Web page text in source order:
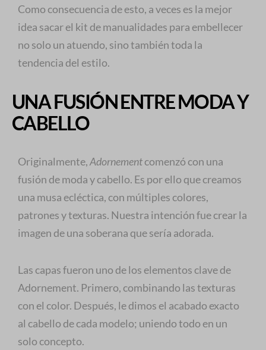
Como consecuencia de esto, a veces es la mejor
idea sacar el kit de manualidades para embellecer
no solo un atuendo, sino también toda la
tendencia del estilo.
UNA FUSIÓN ENTRE MODA Y
CABELLO
Originalmente,Adornementcomenzó con una
fusión de moda y cabello. Es por ello que creamos
una musa ecléctica, con múltiples colores,
patrones y texturas. Nuestra intención fue crear la
imagen de una soberana que sería adorada.
Las capas fueron uno de los elementos clave de
Adornement. Primero, combinando las texturas
con el color. Después, le dimos el acabado exacto
al cabello de cada modelo; uniendo todo en un
solo concepto.